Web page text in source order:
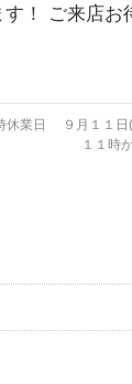
！ ご来店お
休業日
９月１１
１１時